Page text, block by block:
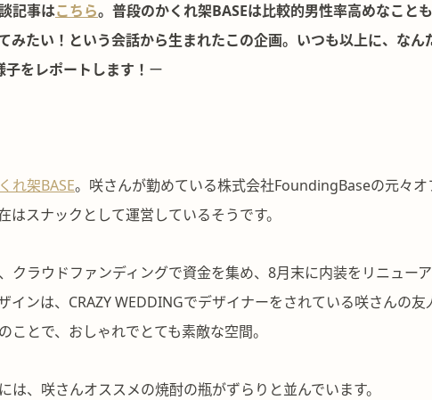
記事はこちら。普段のかくれ架BASEは比較的男性率高めなこと
みたい！という会話から生まれたこの企画。いつも以上に、なん
をレポートします！ ー
れ架BASE。咲さんが勤めている株式会社FoundingBaseの元々オ
はスナックとして運営しているそうです。
クラウドファンディングで資金を集め、8月末に内装をリニュー
インは、CRAZY WEDDINGでデザイナーをされている咲さんの
ことで、おしゃれでとても素敵な空間。
は、咲さんオススメの焼酎の瓶がずらりと並んでいます。